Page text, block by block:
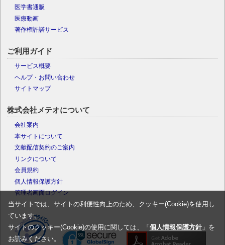
医学書通販
医療動画
著作権許諾サービス
ご利用ガイド
サービス概要
ヘルプ・お問い合わせ
サイトマップ
株式会社メテオについて
会社案内
本サイトについて
文献配信契約のご案内
リンクについて
会員規約
個人情報保護方針
管理者画面ログイン
当サイトでは、サイトの利便性向上のため、クッキー(Cookie)を使用し
ています。
サイトのクッキー(Cookie)の使用に関しては、「 個人情報保護方針」を
お読みください。